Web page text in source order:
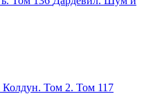
Колдун. Том 2. Том 117